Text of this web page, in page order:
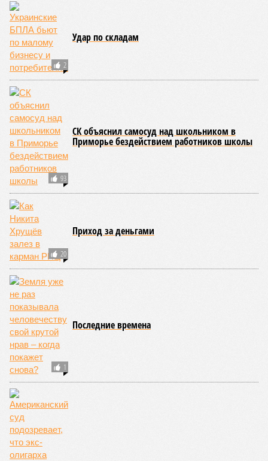
2
Удар по складам
93
СК объяснил самосуд над школьником в
Приморье бездействием работников школы
20
Приход за деньгами
1
Последние времена